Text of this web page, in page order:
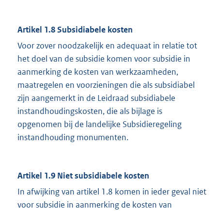
Artikel 1.8 Subsidiabele kosten
Voor zover noodzakelijk en adequaat in relatie tot
het doel van de subsidie komen voor subsidie in
aanmerking de kosten van werkzaamheden,
maatregelen en voorzieningen die als subsidiabel
zijn aangemerkt in de Leidraad subsidiabele
instandhoudingskosten, die als bijlage is
opgenomen bij de landelijke Subsidieregeling
instandhouding monumenten.
Artikel 1.9 Niet subsidiabele kosten
In afwijking van artikel 1.8 komen in ieder geval niet
voor subsidie in aanmerking de kosten van